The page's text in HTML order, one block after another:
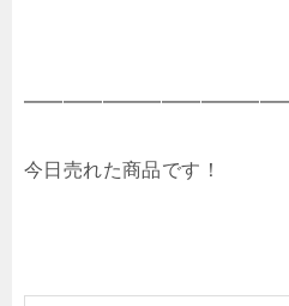
今日売れた商品です！